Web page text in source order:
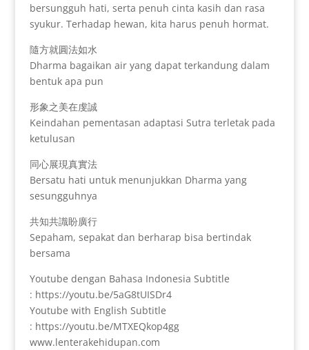
bersungguh hati, serta penuh cinta kasih dan rasa
syukur. Terhadap hewan, kita harus penuh hormat.
隨方就圓法如水
Dharma bagaikan air yang dapat terkandung dalam
bentuk apa pun
形象之美在虔誠
Keindahan pementasan adaptasi Sutra terletak pada
ketulusan
同心展現真實法
Bersatu hati untuk menunjukkan Dharma yang
sesungguhnya
共知共識盼廣行
Sepaham, sepakat dan berharap bisa bertindak
bersama
Youtube dengan Bahasa Indonesia Subtitle
: https://youtu.be/5aG8tUISDr4
Youtube with English Subtitle
: https://youtu.be/MTXEQkop4gg
www.lenterakehidupan.com